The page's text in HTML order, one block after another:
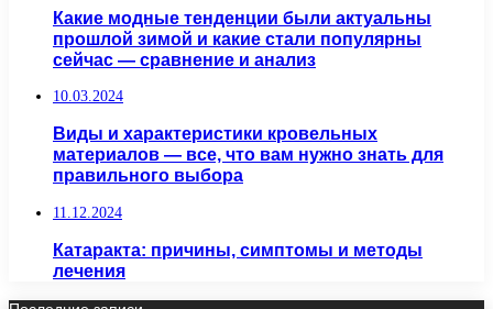
Какие модные тенденции были актуальны
прошлой зимой и какие стали популярны
сейчас — сравнение и анализ
10.03.2024
Виды и характеристики кровельных
материалов — все, что вам нужно знать для
правильного выбора
11.12.2024
Катаракта: причины, симптомы и методы
лечения